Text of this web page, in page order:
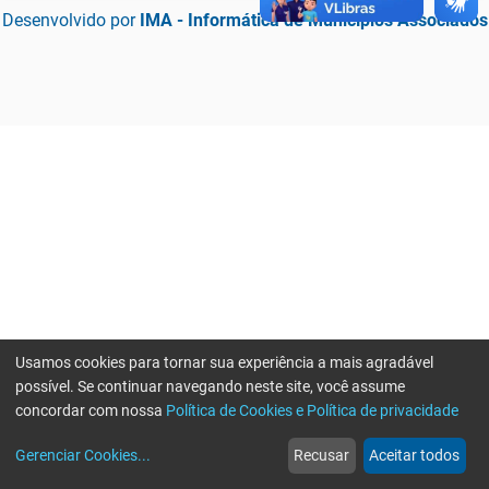
Desenvolvido por IMA - Informática de Municípios Associados
web
Notícias
more_horiz
Mais
Usamos cookies para tornar sua experiência a mais agradável
possível. Se continuar navegando neste site, você assume
concordar com nossa Política de Cookies e Política de privacidade
Gerenciar Cookies... Recusar Aceitar todos
Erro ao enviar informações, por favor tente novamente